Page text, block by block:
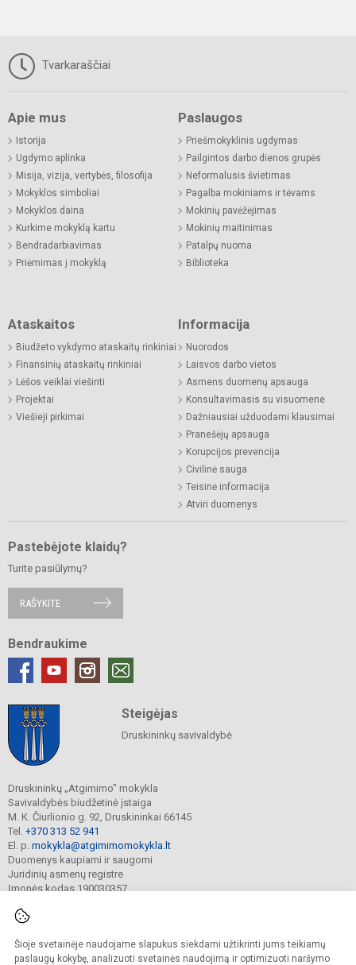
Šioje svetainėje naudojame slapukus siekdami užtikrinti jums teikiamų
paslaugų kokybę, analizuoti svetainės naudojimą ir optimizuoti naršymo
Tvarkaraščiai
Apie mus
Istorija
Ugdymo aplinka
Misija, vizija, vertybės, filosofija
Mokyklos simboliai
Mokyklos daina
Kurkime mokyklą kartu
Bendradarbiavimas
Priėmimas į mokyklą
Paslaugos
Priešmokyklinis ugdymas
Pailgintos darbo dienos grupės
Neformalusis švietimas
Pagalba mokiniams ir tėvams
Mokinių pavėžėjimas
Mokinių maitinimas
Patalpų nuoma
Biblioteka
Ataskaitos
Biudžeto vykdymo ataskaitų rinkiniai
Finansinių ataskaitų rinkiniai
Lėšos veiklai viešinti
Projektai
Viešieji pirkimai
Informacija
Nuorodos
Laisvos darbo vietos
Asmens duomenų apsauga
Konsultavimasis su visuomene
Dažniausiai užduodami klausimai
Pranešėjų apsauga
Korupcijos prevencija
Civilinė sauga
Teisinė informacija
Atviri duomenys
Pastebėjote klaidų?
Turite pasiūlymų?
RAŠYKITE
Bendraukime
Steigėjas
Druskininkų savivaldybė
Druskininkų „Atgimimo" mokykla
Savivaldybės biudžetinė įstaiga
M. K. Čiurlionio g. 92, Druskininkai 66145
Tel. +370 313 52 941
El. p. mokykla@atgimimomokykla.lt
Duomenys kaupiami ir saugomi
Juridinių asmenų registre
Įmonės kodas 190030357
© 2026. Druskininkų Atgimimo mokykla. Visos teisės saugomos.
Kopijuoti turinį be raštiško įstaigos administracijos sutikimo griežtai draudžiama.